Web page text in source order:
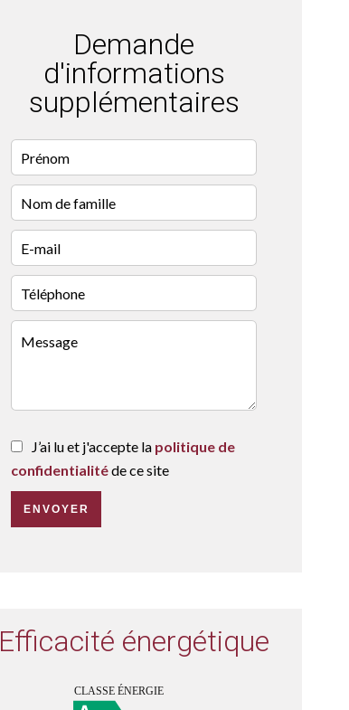
Demande
d'informations
supplémentaires
J’ai lu et j'accepte la politique de
confidentialitéde ce site
ENVOYER
Efficacité énergétique